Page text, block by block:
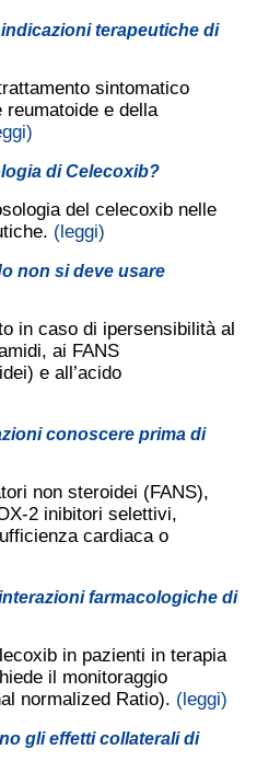
terapeutiche di
sintomatico
reumatoide e della
di Celecoxib?
del celecoxib nelle
(leggi)
non si deve usare
in caso di ipersensibilità al
ai FANS
e all’acido
conoscere prima di
non steroidei (FANS),
2 inibitori selettivi,
cardiaca o
farmacologiche di
in pazienti in terapia
il monitoraggio
normalized Ratio). (leggi)
gli effetti collaterali di